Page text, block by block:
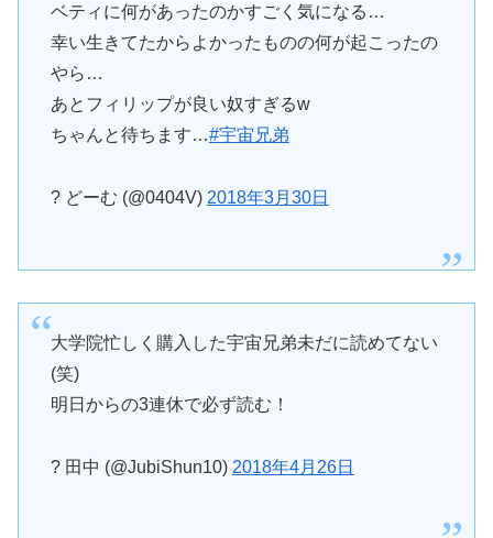
ベティに何があったのかすごく気になる…
幸い生きてたからよかったものの何が起こったの
やら…
あとフィリップが良い奴すぎるw
ちゃんと待ちます…#宇宙兄弟
? どーむ (@0404V) 2018年3月30日
大学院忙しく購入した宇宙兄弟未だに読めてない
(笑)
明日からの3連休で必ず読む！
? 田中 (@JubiShun10) 2018年4月26日